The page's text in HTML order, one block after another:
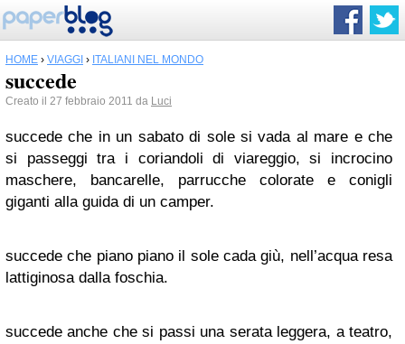
HOME › VIAGGI › ITALIANI NEL MONDO
succede
Creato il 27 febbraio 2011 da Luci
succede che in un sabato di sole si vada al mare e che
si passeggi tra i coriandoli di viareggio, si incrocino
maschere, bancarelle, parrucche colorate e conigli
giganti alla guida di un camper.
succede che piano piano il sole cada giù, nell’acqua resa
lattiginosa dalla foschia.
succede anche che si passi una serata leggera, a teatro,